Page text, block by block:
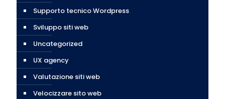
Supporto tecnico Wordpress
Sviluppo siti web
Uncategorized
UX agency
Valutazione siti web
Velocizzare sito web